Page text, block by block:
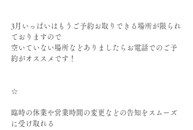
3月いっぱいはもうご予約お取りできる場所が限られ
ておりますので
空いていない場所などありましたらお電話でのご予
約がオススメです！
☆
臨時の休業や営業時間の変更などの告知をスムーズ
に受け取れる